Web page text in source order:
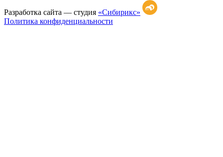
Разработка сайта — студия «Сибирикс»
Политика конфиденциальности